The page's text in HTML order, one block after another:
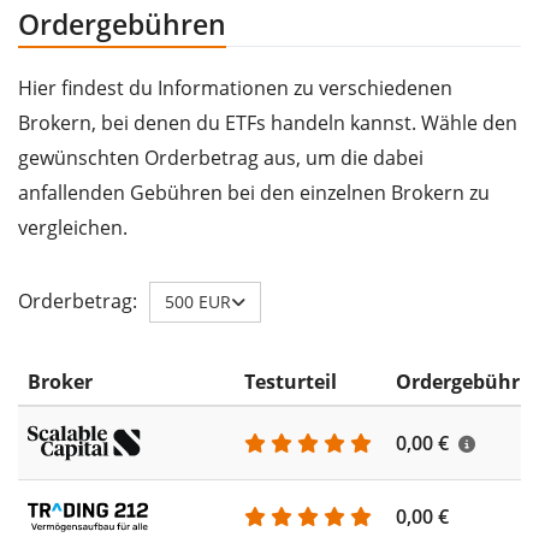
Ordergebühren
Hier findest du Informationen zu verschiedenen
Brokern, bei denen du ETFs handeln kannst. Wähle den
gewünschten Orderbetrag aus, um die dabei
anfallenden Gebühren bei den einzelnen Brokern zu
vergleichen.
Orderbetrag: 500 EUR
Broker Testurteil Ordergebühr
0,00 €
0,00 €